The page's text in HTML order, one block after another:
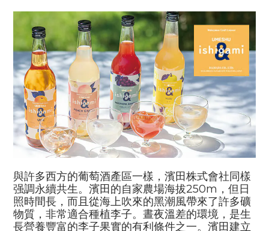
與許多西方的葡萄酒產區一樣，濱田株式會社同樣
强調永續共生。濱田的自家農場海拔250m ，但日
照時間長，而且從海上吹來的黑潮風帶來了許多礦
物質，非常適合種植李子。晝夜溫差的環境，是生
長營養豐富的李子果實的有利條件之一。濱田建立